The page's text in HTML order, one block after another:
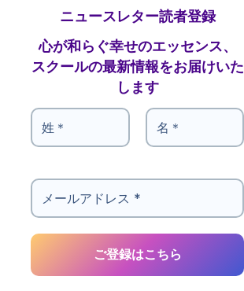
ニュースレター読者登録
心が和らぐ幸せのエッセンス、
スクールの最新情報をお届けいた
します